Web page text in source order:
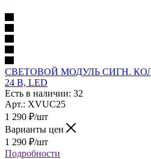
СВЕТОВОЙ МОДУЛЬ СИГН.
24 В, LED
Есть в наличии: 32
Арт.: XVUC25
1 290 ₽/шт
Варианты цен
1 290 ₽/шт
Подробности